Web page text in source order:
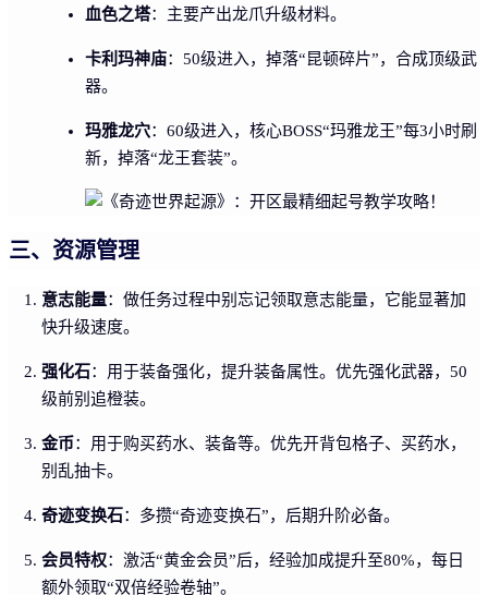
血色之塔：主要产出龙爪升级材料。
卡利玛神庙：50级进入，掉落“昆顿碎片”，合成顶级武
器。
玛雅龙穴：60级进入，核心BOSS“玛雅龙王”每3小时刷
新，掉落“龙王套装”。
三、资源管理
意志能量：做任务过程中别忘记领取意志能量，它能显著加
快升级速度。
强化石：用于装备强化，提升装备属性。优先强化武器，50
级前别追橙装。
金币：用于购买药水、装备等。优先开背包格子、买药水，
别乱抽卡。
奇迹变换石：多攒“奇迹变换石”，后期升阶必备。
会员特权：激活“黄金会员”后，经验加成提升至80%，每日
额外领取“双倍经验卷轴”。